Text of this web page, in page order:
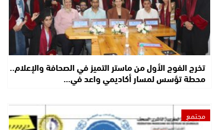
تخرج الفوج الأول من ماستر التميز في الصحافة والإعلام..
محطة تؤسس لمسار أكاديمي واعد في…
مجتمع